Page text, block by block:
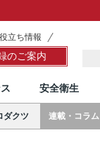
立ち情報
のご案内
安全衛生
ダクツ 連載・コラム